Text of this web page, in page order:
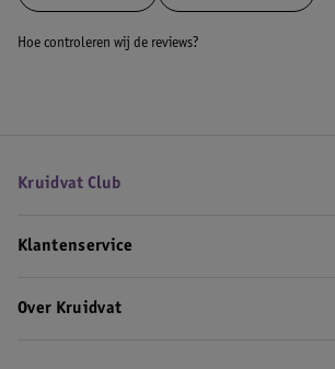
Hoe controleren wij de reviews?
Kruidvat Club
Klantenservice
Over Kruidvat